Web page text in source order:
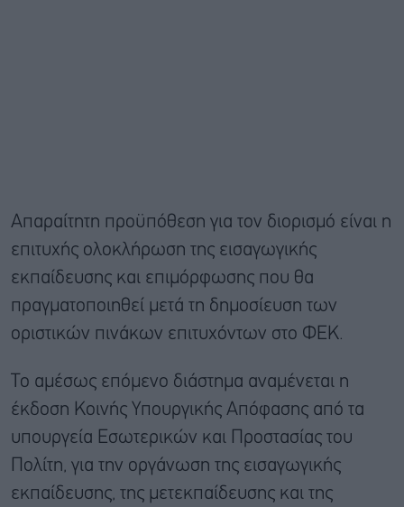
Απαραίτητη προϋπόθεση για τον διορισμό είναι η
επιτυχής ολοκλήρωση της εισαγωγικής
εκπαίδευσης και επιμόρφωσης που θα
πραγματοποιηθεί μετά τη δημοσίευση των
οριστικών πινάκων επιτυχόντων στο ΦΕΚ.
Το αμέσως επόμενο διάστημα αναμένεται η
έκδοση Κοινής Υπουργικής Απόφασης από τα
υπουργεία Εσωτερικών και Προστασίας του
Πολίτη, για την οργάνωση της εισαγωγικής
εκπαίδευσης, της μετεκπαίδευσης και της